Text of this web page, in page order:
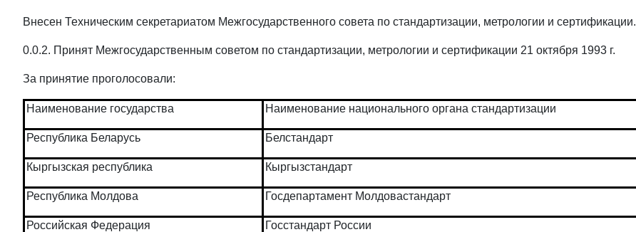
Внесен Техническим секретариатом Межгосударственного совета по стандартизации, метрологии и сертификации.
0.0.2. Принят Межгосударственным советом по стандартизации, метрологии и сертификации 21 октября 1993 г.
За принятие проголосовали:
Наименование государства Наименование национального органа стандартизации
Республика Беларусь Белстандарт
Кыргызская республика Кыргызстандарт
Республика Молдова Госдепартамент Молдовастандарт
Российская Федерация Госстандарт России